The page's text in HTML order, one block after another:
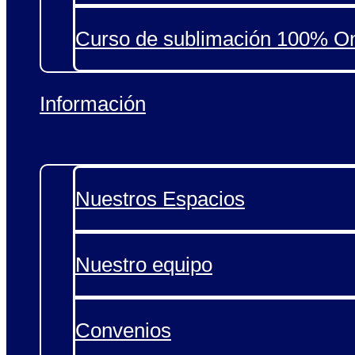
Curso de sublimación 100%
Información
Nuestros Espacios
Nuestro equipo
Convenios